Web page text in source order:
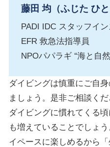
藤田 均（ふじた ひと
PADI IDC スタッフイ
EFR 救急法指導員
NPOパパラギ “海と自
ダイビングは慎重にご自
ましょう。是非ご相談くだ
ダイビングに慣れてくる
も増えていることでしょ
イペースに楽しめるから